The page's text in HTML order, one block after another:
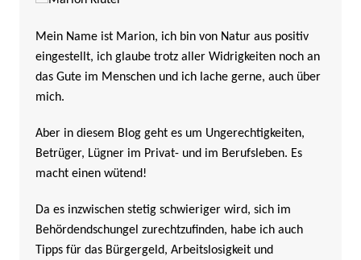
Mein Name ist Marion, ich bin von Natur aus positiv
eingestellt, ich glaube trotz aller Widrigkeiten noch an
das Gute im Menschen und ich lache gerne, auch über
mich.
Aber in diesem Blog geht es um Ungerechtigkeiten,
Betrüger, Lügner im Privat- und im Berufsleben. Es
macht einen wütend!
Da es inzwischen stetig schwieriger wird, sich im
Behördendschungel zurechtzufinden, habe ich auch
Tipps für das Bürgergeld, Arbeitslosigkeit und